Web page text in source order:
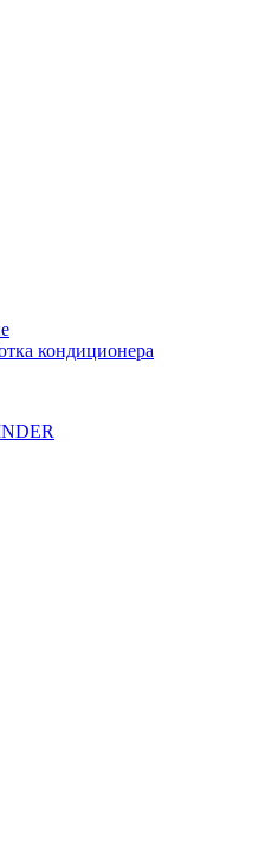
кондиционера